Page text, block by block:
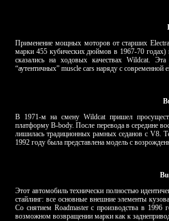
Применение мощных моторов от старших
марки 455 кубических дюймов в 1967-70 годах)
сказались на ходовых качествах Wildcat.
“аутентичных” muscle cars наряду с современной
В 1971-м на смену Wildcat пришел
платформу B-body. После перевода в середине
лишилась традиционных рамных седанов с V8.
1992 году была представлена модель с
Этот автомобиль технически полностью
стайлинг: все основные внешние элементы
Со снятием Roadmaster с производства в
возможном возвращении марки как к